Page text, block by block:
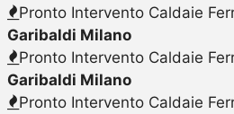
Pronto Intervento Caldaie
Garibaldi Milano
Pronto Intervento Caldaie
Garibaldi Milano
Pronto Intervento Caldaie